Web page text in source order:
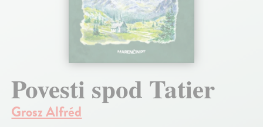
Povesti spod Tatier
Grosz Alfréd